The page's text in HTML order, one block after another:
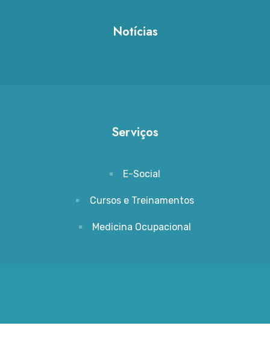
Notícias
Serviços
E-Social
Cursos e Treinamentos
Medicina Ocupacional